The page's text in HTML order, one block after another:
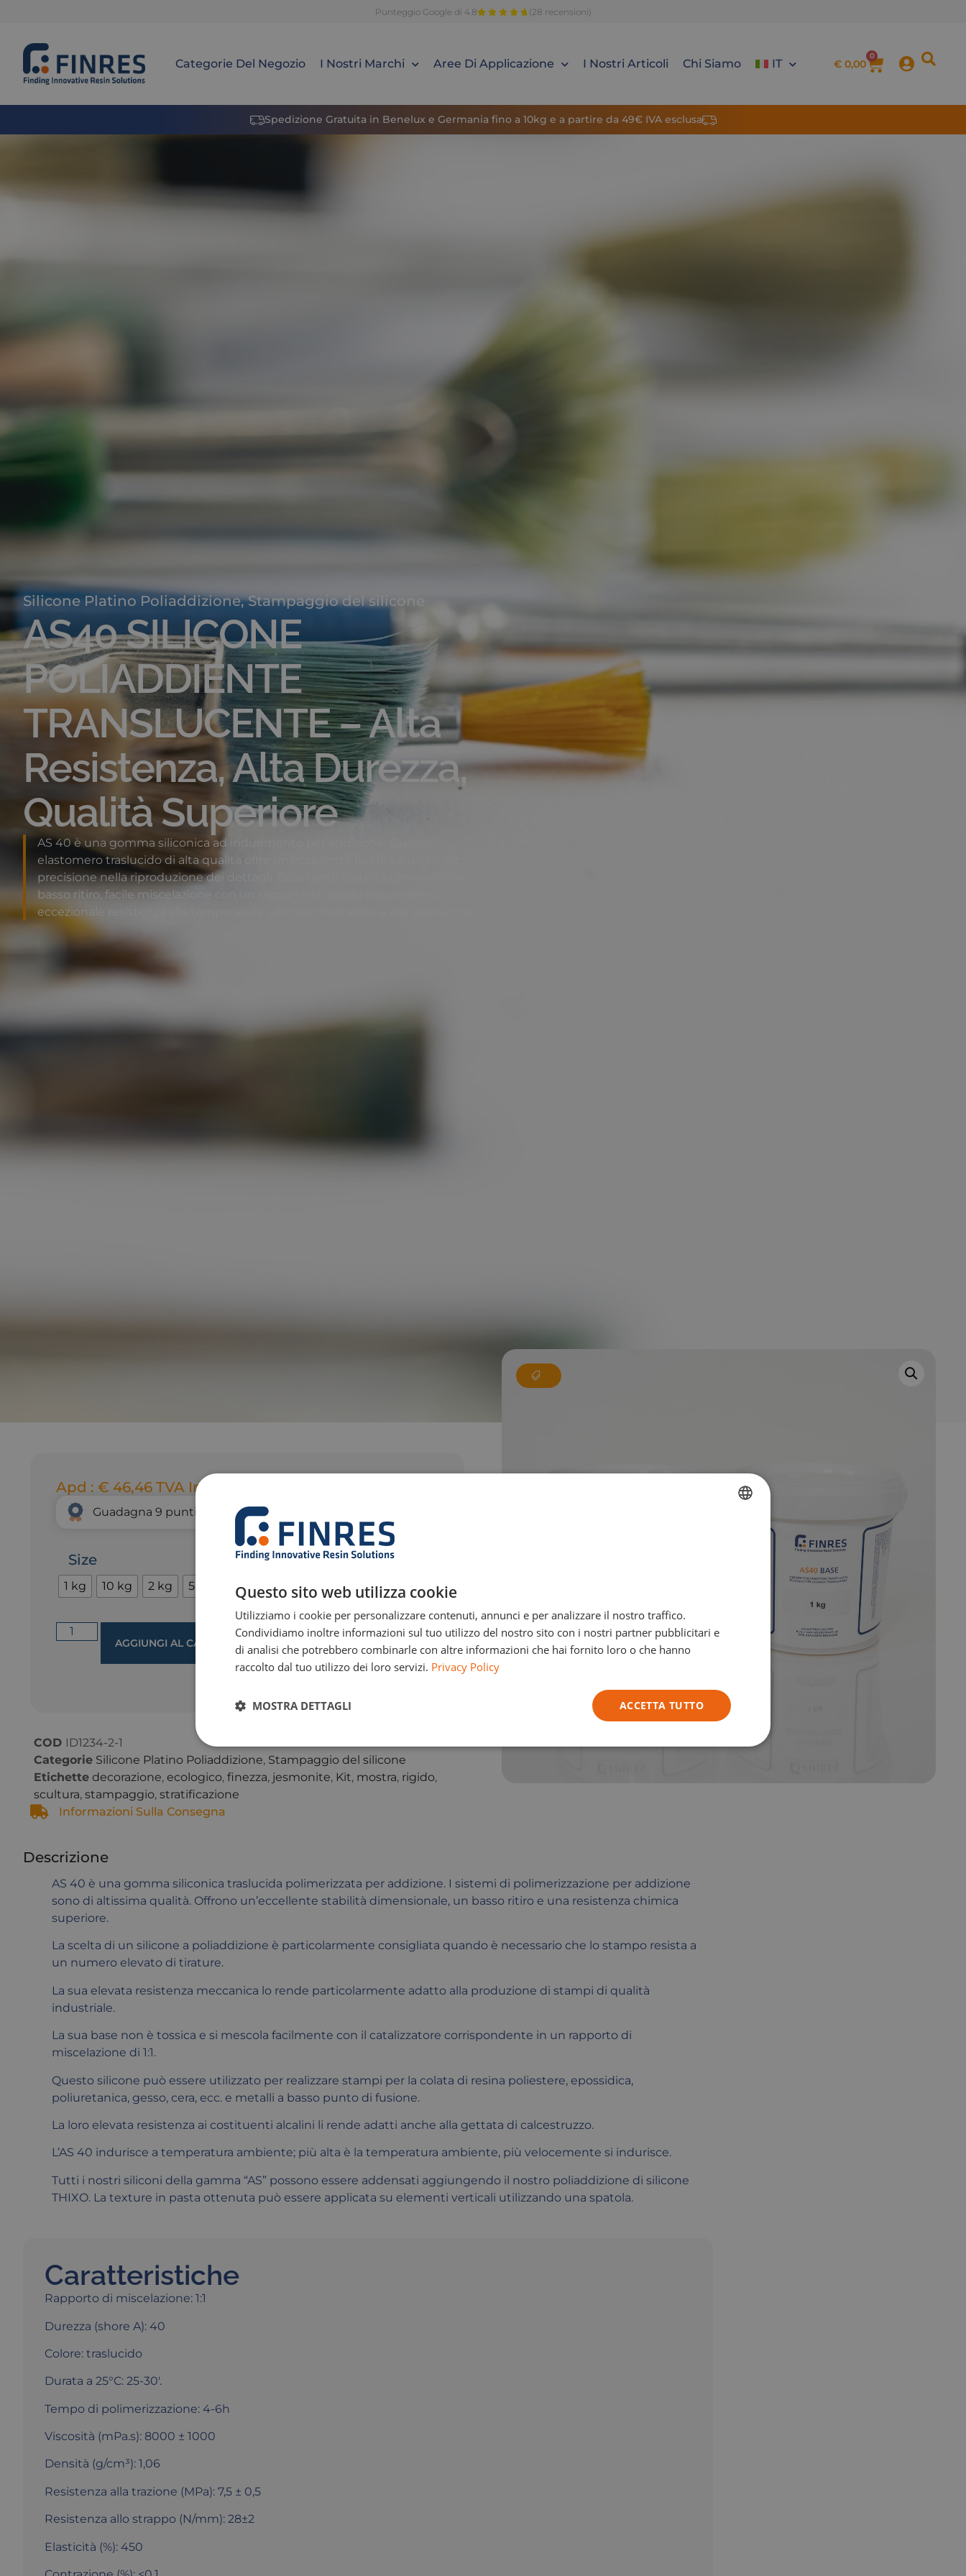
Punteggio Google di 4.8 (28 recensioni)
Categorie Del Negozio I Nostri Marchi Aree Di Applicazione I Nostri Articoli Chi Siamo IT € 0,00
0
Spedizione Gratuita in Benelux e Germania fino a 10kg e a partire da 49€ IVA esclusa
Silicone Platino Poliaddizione,Stampaggio del silicone
AS40 SILICONE
POLIADDIENTE
TRANSLUCENTE – Alta
Resistenza, Alta Durezza,
Qualità Superiore
AS 40 è una gomma siliconica ad indurimento per addizione. Questo
elastomero traslucido di alta qualità offre un’eccellente fluidità e un’elevata
precisione nella riproduzione dei dettagli.
basso ritiro, facile miscelazione con un rapporto 1:1, rapido indurimento,
eccezionale resistenza alla temperatura, all’invecchiamento e alla lacerazione.
Apd : € 46,46 TVA Incl.
Per saperne di più
Guadagna 9 punti fedeltà grazie a questo acquisto.
Size
1 kg 10 kg 2 kg 5 kg
AGGIUNGI AL CARRELLO
COD ID1234-2-1
Categorie Silicone Platino Poliaddizione, Stampaggio del silicone
Etichette decorazione, ecologico, finezza, jesmonite, Kit, mostra, rigido,
scultura, stampaggio, stratificazione
Informazioni Sulla Consegna
Descrizione
AS 40 è una gomma siliconica traslucida polimerizzata per addizione. I sistemi di polimerizzazione per addizione
sono di altissima qualità. Offrono un’eccellente stabilità dimensionale, un basso ritiro e una resistenza chimica
superiore.
La scelta di un silicone a poliaddizione è particolarmente consigliata quando è necessario che lo stampo resista a
un numero elevato di tirature.
La sua elevata resistenza meccanica lo rende particolarmente adatto alla produzione di stampi di qualità
industriale.
La sua base non è tossica e si mescola facilmente con il catalizzatore corrispondente in un rapporto di
miscelazione di 1:1.
Questo silicone può essere utilizzato per realizzare stampi per la colata di resina poliestere, epossidica,
poliuretanica, gesso, cera, ecc. e metalli a basso punto di fusione.
La loro elevata resistenza ai costituenti alcalini li rende adatti anche alla gettata di calcestruzzo.
L’AS 40 indurisce a temperatura ambiente; più alta è la temperatura ambiente, più velocemente si indurisce.
Tutti i nostri siliconi della gamma “AS” possono essere addensati aggiungendo il nostro poliaddizione di silicone
THIXO. La texture in pasta ottenuta può essere applicata su elementi verticali utilizzando una spatola.
Caratteristiche
Rapporto di miscelazione: 1:1
Durezza (shore A): 40
Colore: traslucido
Durata a 25°C: 25-30′.
Tempo di polimerizzazione: 4-6h
Viscosità (mPa.s): 8000 ± 1000
Densità (g/cm³): 1,06
Resistenza alla trazione (MPa): 7,5 ± 0,5
Resistenza allo strappo (N/mm): 28±2
Elasticità (%): 450
ITALIAN
Questo sito web utilizza cookie
Utilizziamo i cookie per personalizzare contenuti, annunci e per analizzare il nostro traffico.
Condividiamo inoltre informazioni sul tuo utilizzo del nostro sito con i nostri partner pubblicitari e
di analisi che potrebbero combinarle con altre informazioni che hai fornito loro o che hanno
raccolto dal tuo utilizzo dei loro servizi. Privacy Policy
ACCETTA TUTTO
MOSTRA DETTAGLI